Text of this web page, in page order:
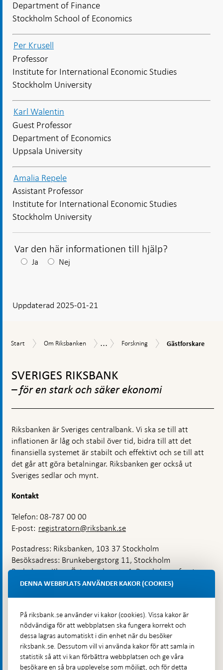
Department of Finance
Stockholm School of Economics
Per Krusell
Professor
Institute for International Economic Studies
Stockholm University
Karl Walentin
Guest Professor
Department of Economics
Uppsala University
Amalia Repele
Assistant Professor
Institute for International Economic Studies
Stockholm University
Var den här informationen till hjälp?
Efter
visas
Ja Nej
Uppdaterad 2025-01-21
Start
Start
Om
Om Riksbanken
Uppdrag
... Forskning
Forskning Gästforskare
Gästforskare
toppnavigation
SVERIGES RIKSBANK
– för en stark och säker ekonomi
Riksbanken är Sveriges centralbank. Vi ska se till att
inflationen är låg och stabil över tid, bidra till att det
finansiella systemet är stabilt och effektivt och se till att
det går att göra betalningar. Riksbanken ger också ut
Sveriges sedlar och mynt.
Kontakt
Telefon: 08-787 00 00
E-post: registratorn@riksbank.se
Postadress: Riksbanken, 103 37 Stockholm
Besöksadress: Brunkebergstorg 11, Stockholm
Budadress: Klara Östra kyrkogata 4, Brunkebergsfaret,
Lastplats 6
Hitta direkt
Frågor och svar-
Öppnas
DENNA WEBBPLATS ANVÄNDER KAKOR (COOKIES)
På riksbank.se använder vi kakor (cookies). Vissa kakor är
nödvändiga för att webbplatsen ska fungera korrekt och
dessa lagras automatiskt i din enhet när du besöker
riksbank.se. Dessutom vill vi använda kakor för att samla in
statistik så att vi kan förbättra webbplatsen och ge våra
besökare en så bra upplevelse som möjligt, och för detta